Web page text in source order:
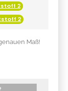
2
2
Maß!